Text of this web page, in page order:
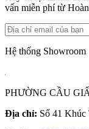
vấn miễn phí từ
Hệ thống Showroom
PHƯỜNG CẦU
Địa chỉ: Số 41